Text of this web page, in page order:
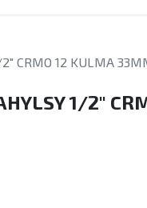
CRMO 12 KULMA
1/2"